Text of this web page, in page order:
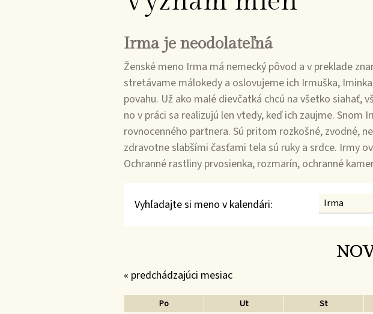
Irma je neodolateľná
Ženské meno Irma má nemecký pôvod a v preklade
stretávame málokedy a oslovujeme ich Irmuška,
povahu. Už ako malé dievčatká chcú na všetko
no v práci sa realizujú len vtedy, keď ich zaujme.
rovnocenného partnera. Sú pritom rozkošné, zvodné,
zdravotne slabšími časťami tela sú ruky a srdce. Irmy
Ochranné rastliny prvosienka, rozmarín, ochranné
Vyhľadajte si meno v kalendári:
« predchádzajúci mesiac
Po Ut St